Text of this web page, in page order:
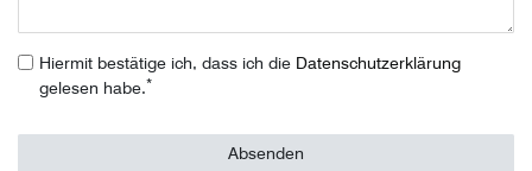
Hiermit bestätige ich, dass ich die Daten­schutz­erklärung
gelesen habe.*
Absenden